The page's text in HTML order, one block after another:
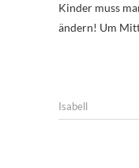
Kinder muss
ändern! Um
Isabell